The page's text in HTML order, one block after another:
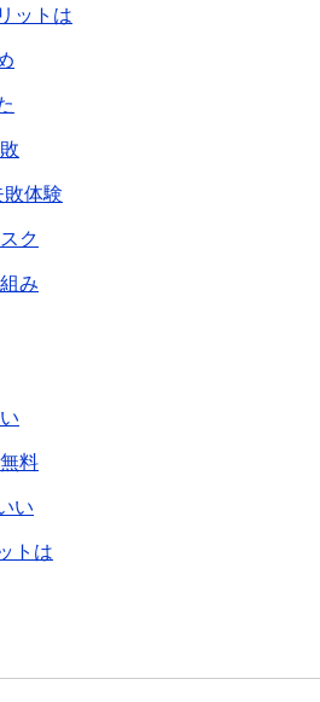
ットは
体験
ク
み
料
い
トは